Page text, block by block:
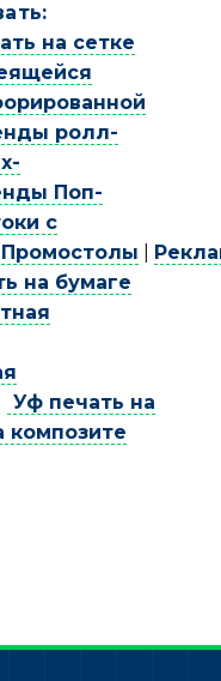
на сетке
ролл-
Поп-
с
Промостолы
на бумаге
Уф печать на
композите